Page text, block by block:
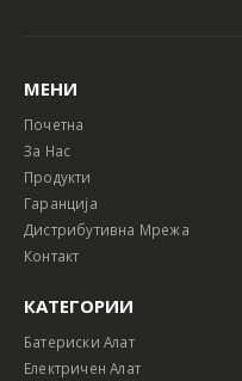
МЕНИ
Почетна
За Нас
Продукти
Гаранција
Дистрибутивна Мрежа
Контакт
КАТЕГОРИИ
Батериски Алат
Електричен Алат